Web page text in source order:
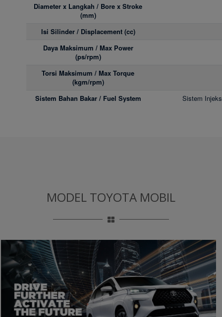
Diameter x Langkah / Bore x Stroke
(mm)
Isi Silinder / Displacement (cc)
Daya Maksimum / Max Power
(ps/rpm)
Torsi Maksimum / Max Torque
(kgm/rpm)
Sistem Bahan Bakar / Fuel System
Sistem
MODEL TOYOTA MOBIL